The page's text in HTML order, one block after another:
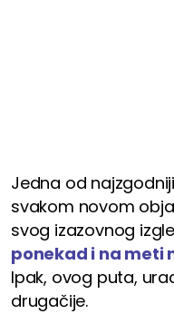
Jedna od
svakom novom
svog izazovnog
ponekad i na meti
Ipak, ovog puta,
drugačije.